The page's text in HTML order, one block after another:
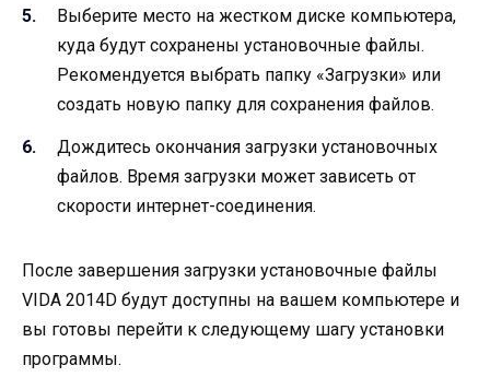
Выберите место на жестком диске компьютера,
куда будут сохранены установочные файлы.
Рекомендуется выбрать папку «Загрузки» или
создать новую папку для сохранения файлов.
Дождитесь окончания загрузки установочных
файлов. Время загрузки может зависеть от
скорости интернет-соединения.
После завершения загрузки установочные файлы
VIDA 2014D будут доступны на вашем компьютере и
вы готовы перейти к следующему шагу установки
программы.